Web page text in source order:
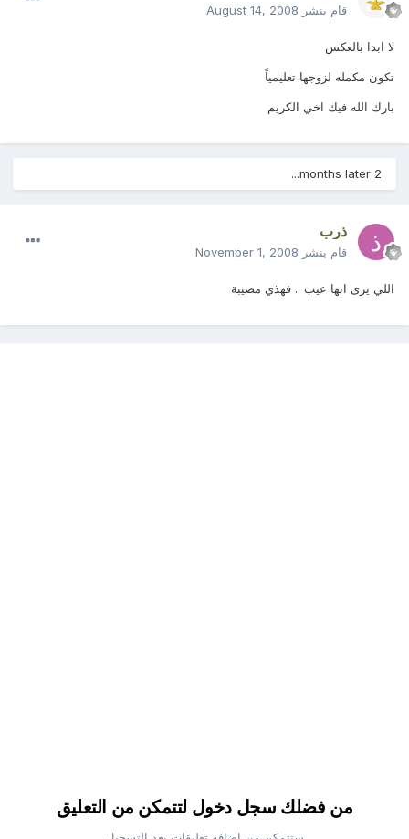
قام بنشر August 14, 2008
لا ابدا بالعكس
تكون مكمله لزوجها تعليمياً
بارك الله فيك اخي الكريم
2 months later...
ذرب
قام بنشر November 1, 2008
اللي يرى انها عيب .. فهذي مصيبة
من فضلك سجل دخول لتتمكن من التعليق